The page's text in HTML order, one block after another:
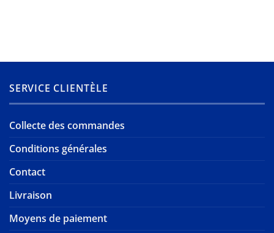
SERVICE CLIENTÈLE
Collecte des commandes
Conditions générales
Contact
Livraison
Moyens de paiement